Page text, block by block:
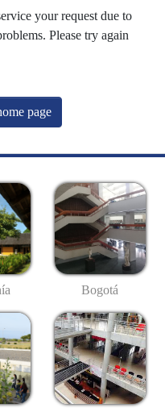
your request due to
Please try again
page
Bogotá